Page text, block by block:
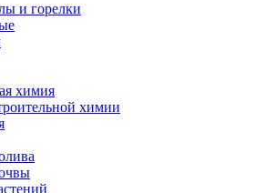
и горелки
химия
химии